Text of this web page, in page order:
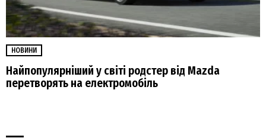
НОВИНИ
Найпопулярніший у світі родстер від Mazda
перетворять на електромобіль